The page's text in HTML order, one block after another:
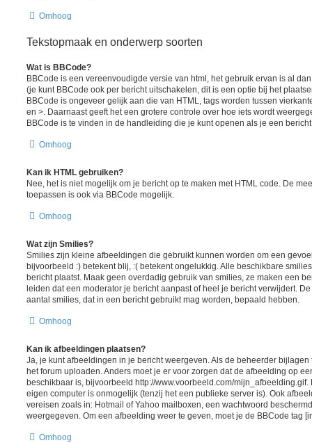
Omhoog
Tekstopmaak en onderwerp soorten
Wat is BBCode?
BBCode is een vereenvoudigde versie van html, het gebruik ervan is al
(je kunt BBCode ook per bericht uitschakelen, dit is een optie bij het
BBCode is ongeveer gelijk aan die van HTML, tags worden tussen
en >. Daarnaast geeft het een grotere controle over hoe iets wordt
BBCode is te vinden in de handleiding die je kunt openen als je een
Omhoog
Kan ik HTML gebruiken?
Nee, het is niet mogelijk om je bericht op te maken met HTML code. De
toepassen is ook via BBCode mogelijk.
Omhoog
Wat zijn Smilies?
Smilies zijn kleine afbeeldingen die gebruikt kunnen worden om een
bijvoorbeeld :) betekent blij, :( betekent ongelukkig. Alle beschikbare
bericht plaatst. Maak geen overdadig gebruik van smilies, ze maken een
leiden dat een moderator je bericht aanpast of heel je bericht verwijdert.
aantal smilies, dat in een bericht gebruikt mag worden, bepaald hebben.
Omhoog
Kan ik afbeeldingen plaatsen?
Ja, je kunt afbeeldingen in je bericht weergeven. Als de beheerder
het forum uploaden. Anders moet je er voor zorgen dat de afbeelding op
beschikbaar is, bijvoorbeeld http://www.voorbeeld.com/
eigen computer is onmogelijk (tenzij het een publieke server is). Ook
vereisen zoals in: Hotmail of Yahoo mailboxen, een wachtwoord
weergegeven. Om een afbeelding weer te geven, moet je de BBCode tag
Omhoog